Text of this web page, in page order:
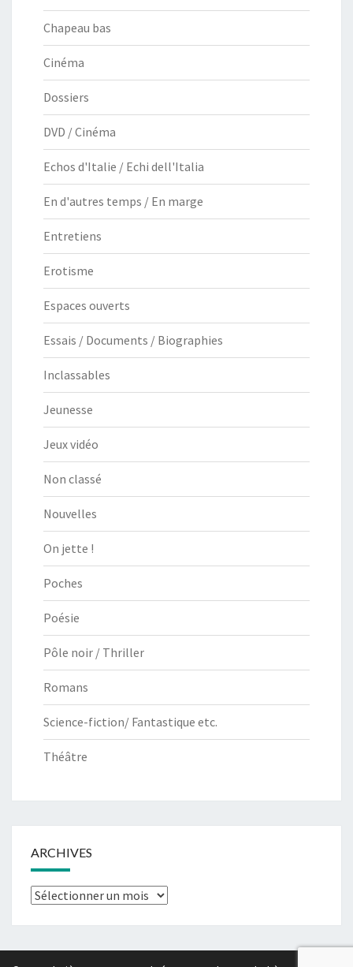
Chapeau bas
Cinéma
Dossiers
DVD / Cinéma
Echos d'Italie / Echi dell'Italia
En d'autres temps / En marge
Entretiens
Erotisme
Espaces ouverts
Essais / Documents / Biographies
Inclassables
Jeunesse
Jeux vidéo
Non classé
Nouvelles
On jette !
Poches
Poésie
Pôle noir / Thriller
Romans
Science-fiction/ Fantastique etc.
Théâtre
ARCHIVES
Archives